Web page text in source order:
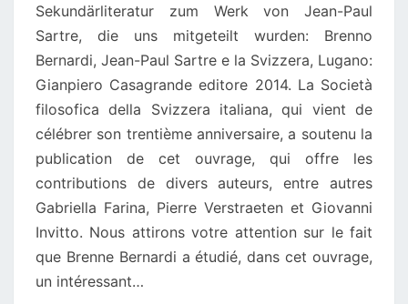
Sekundärliteratur zum Werk von Jean-Paul
Sartre, die uns mitgeteilt wurden: Brenno
Bernardi, Jean-Paul Sartre e la Svizzera, Lugano:
Gianpiero Casagrande editore 2014. La Società
filosofica della Svizzera italiana, qui vient de
célébrer son trentième anniversaire, a soutenu la
publication de cet ouvrage, qui offre les
contributions de divers auteurs, entre autres
Gabriella Farina, Pierre Verstraeten et Giovanni
Invitto. Nous attirons votre attention sur le fait
que Brenne Bernardi a étudié, dans cet ouvrage,
un intéressant…